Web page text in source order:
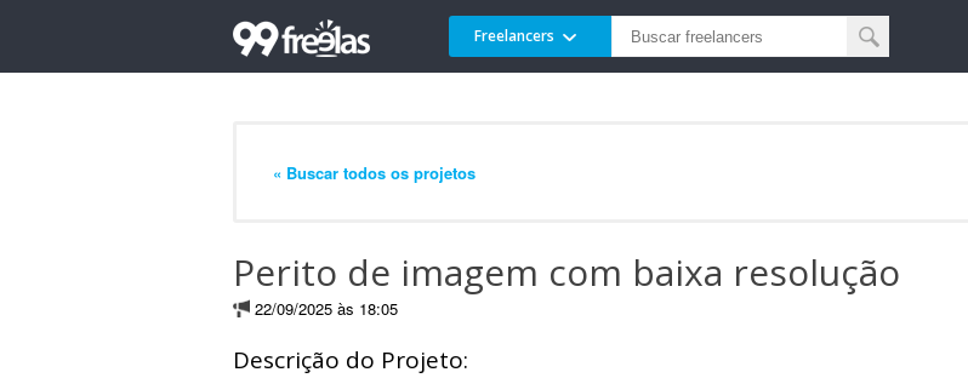
Freelancers
« Buscar todos os projetos
Perito de imagem com baixa resolução
22/09/2025 às 18:05
Descrição do Projeto: